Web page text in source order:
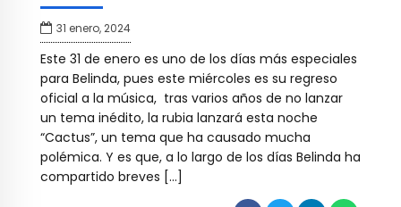
31 enero, 2024
Este 31 de enero es uno de los días más especiales
para Belinda, pues este miércoles es su regreso
oficial a la música, tras varios años de no lanzar
un tema inédito, la rubia lanzará esta noche
“Cactus”, un tema que ha causado mucha
polémica. Y es que, a lo largo de los días Belinda ha
compartido breves […]